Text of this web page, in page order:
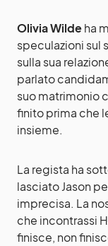
Olivia Wildeha
speculazioni sul
sulla sua
parlato
suo matrimonio
finito prima che
insieme.
La regista ha
lasciato Jason
imprecisa. La
che incontrassi
finisce, non